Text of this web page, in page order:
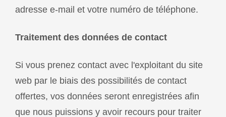
adresse e-mail et votre numéro de téléphone.
Traitement des données de contact
Si vous prenez contact avec l'exploitant du site
web par le biais des possibilités de contact
offertes, vos données seront enregistrées afin
que nous puissions y avoir recours pour traiter